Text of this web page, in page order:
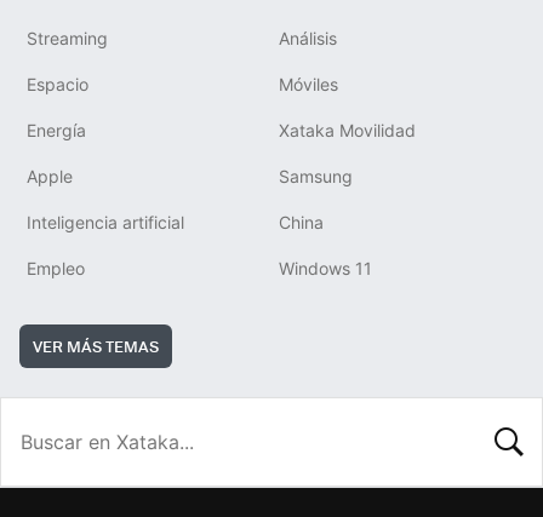
Streaming Análisis
Espacio Móviles
Energía Xataka Movilidad
Apple Samsung
Inteligencia artificial China
Empleo Windows 11
VER MÁS TEMAS